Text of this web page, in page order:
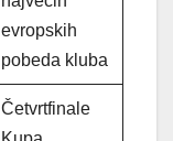
evropskih
pobeda kluba
Četvrtfinale